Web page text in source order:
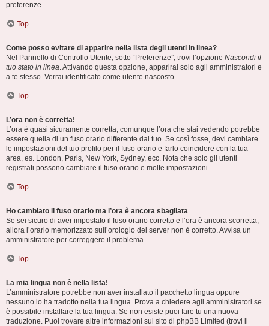
preferenze.
Top
Come posso evitare di apparire nella lista degli utenti in linea?
Nel Pannello di Controllo Utente, sotto “Preferenze”, trovi l’opzione Nascondi il
tuo stato in linea. Attivando questa opzione, apparirai solo agli amministratori e
a te stesso. Verrai identificato come utente nascosto.
Top
L’ora non è corretta!
L’ora è quasi sicuramente corretta, comunque l’ora che stai vedendo potrebbe
essere quella di un fuso orario differente dal tuo. Se così fosse, devi cambiare
le impostazioni del tuo profilo per il fuso orario e farlo coincidere con la tua
area, es. London, Paris, New York, Sydney, ecc. Nota che solo gli utenti
registrati possono cambiare il fuso orario e molte impostazioni.
Top
Ho cambiato il fuso orario ma l’ora è ancora sbagliata
Se sei sicuro di aver impostato il fuso orario corretto e l’ora è ancora scorretta,
allora l’orario memorizzato sull’orologio del server non è corretto. Avvisa un
amministratore per correggere il problema.
Top
La mia lingua non è nella lista!
L’amministratore potrebbe non aver installato il pacchetto lingua oppure
nessuno lo ha tradotto nella tua lingua. Prova a chiedere agli amministratori se
è possibile installare la tua lingua. Se non esiste puoi fare tu una nuova
traduzione. Puoi trovare altre informazioni sul sito di phpBB Limited (trovi il